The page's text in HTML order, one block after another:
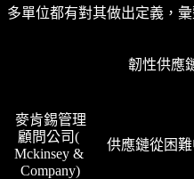
多單位都有對其做出定義，彙
韌性供應
麥肯錫管理
顧問公司(
Mckinsey &
Company)
供應鏈從困